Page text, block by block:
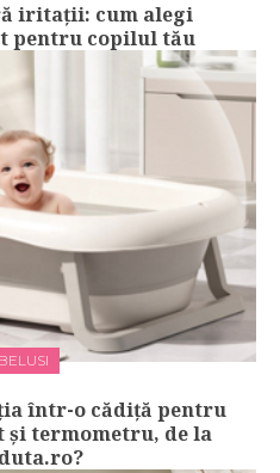
iritații: cum alegi
pentru copilul tău
într-o cădiță pentru
și termometru, de la